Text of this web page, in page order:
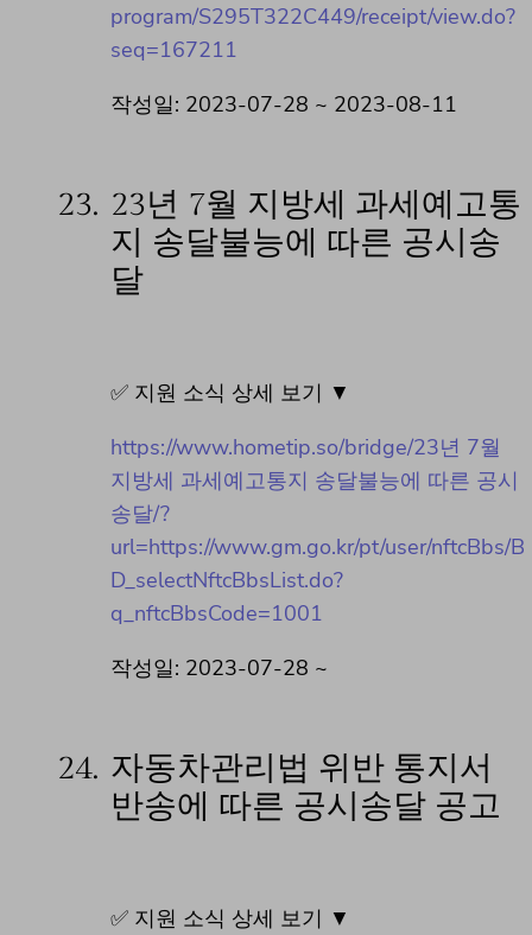
program/S295T322C449/receipt/view.do?
seq=167211
작성일: 2023-07-28 ~ 2023-08-11
23. 23년 7월 지방세 과세예고통
지 송달불능에 따른 공시송
달
✅ 지원 소식 상세 보기 ▼
https://www.hometip.so/bridge/23년 7월
지방세 과세예고통지 송달불능에 따른 공시
송달/?
url=https://www.gm.go.kr/pt/user/nftcBbs/B
D_selectNftcBbsList.do?
q_nftcBbsCode=1001
작성일: 2023-07-28 ~
24. 자동차관리법 위반 통지서
반송에 따른 공시송달 공고
✅ 지원 소식 상세 보기 ▼